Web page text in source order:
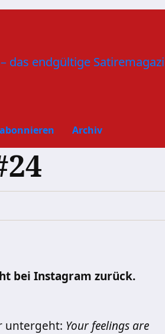
Archiv
bei Instagram zurück.
untergeht: Your feelings are